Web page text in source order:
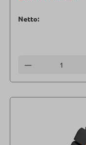
Netto:
Anzahl verringern